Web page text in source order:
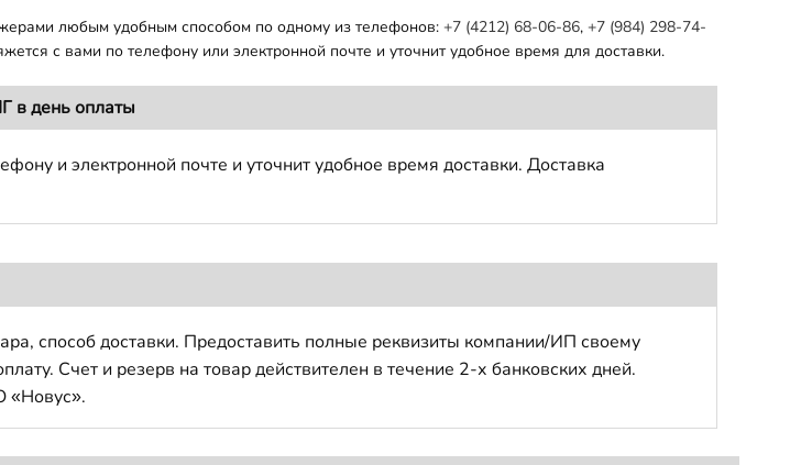
любым удобным способом по одному из телефонов: +7 (4212) 68-06-86, +7 (984) 298-74-
с вами по телефону или электронной почте и уточнит удобное время для доставки.
в день оплаты
и электронной почте и уточнит удобное время доставки. Доставка
способ доставки. Предоставить полные реквизиты компании/ИП своему
Счет и резерв на товар действителен в течение 2-х банковских дней.
«Новус».